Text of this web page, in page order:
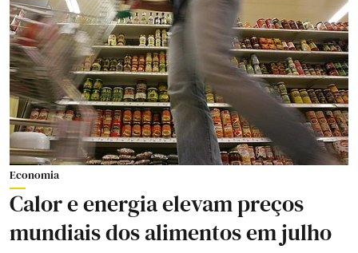
Economia
Calor e energia elevam preços
mundiais dos alimentos em julho